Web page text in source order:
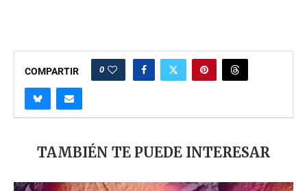
COMPARTIR 0
TAMBIÉN TE PUEDE INTERESAR